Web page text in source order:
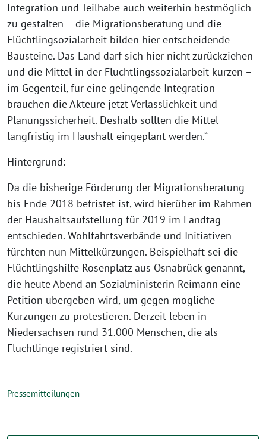
Integration und Teilhabe auch weiterhin bestmöglich
zu gestalten – die Migrationsberatung und die
Flüchtlingsozialarbeit bilden hier entscheidende
Bausteine. Das Land darf sich hier nicht zurückziehen
und die Mittel in der Flüchtlingssozialarbeit kürzen –
im Gegenteil, für eine gelingende Integration
brauchen die Akteure jetzt Verlässlichkeit und
Planungssicherheit. Deshalb sollten die Mittel
langfristig im Haushalt eingeplant werden.“
Hintergrund:
Da die bisherige Förderung der Migrationsberatung
bis Ende 2018 befristet ist, wird hierüber im Rahmen
der Haushaltsaufstellung für 2019 im Landtag
entschieden. Wohlfahrtsverbände und Initiativen
fürchten nun Mittelkürzungen. Beispielhaft sei die
Flüchtlingshilfe Rosenplatz aus Osnabrück genannt,
die heute Abend an Sozialministerin Reimann eine
Petition übergeben wird, um gegen mögliche
Kürzungen zu protestieren. Derzeit leben in
Niedersachsen rund 31.000 Menschen, die als
Flüchtlinge registriert sind.
Pressemitteilungen